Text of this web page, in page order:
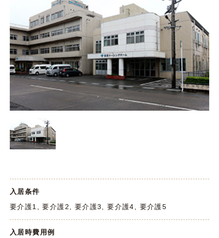
入居条件
要介護1, 要介護2, 要介護3, 要介護4, 要介護5
入居時費用例